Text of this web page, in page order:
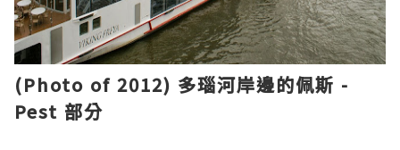
(Photo of 2012) 多瑙河岸邊的佩斯 -
Pest 部分